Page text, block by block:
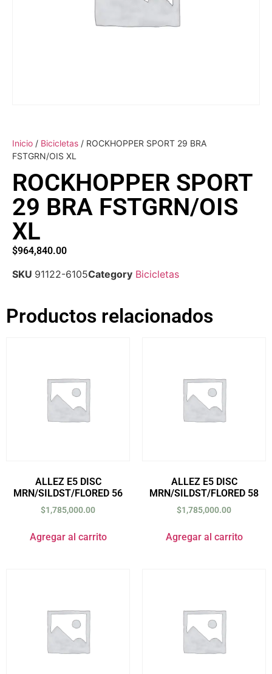
Inicio / Bicicletas / ROCKHOPPER SPORT 29 BRA
FSTGRN/OIS XL
ROCKHOPPER SPORT
29 BRA FSTGRN/OIS
XL
$964,840.00
SKU 91122-6105Category Bicicletas
Productos relacionados
ALLEZ E5 DISC
MRN/SILDST/FLORED 56
$1,785,000.00
Agregar al carrito
ALLEZ E5 DISC
MRN/SILDST/FLORED 58
$1,785,000.00
Agregar al carrito